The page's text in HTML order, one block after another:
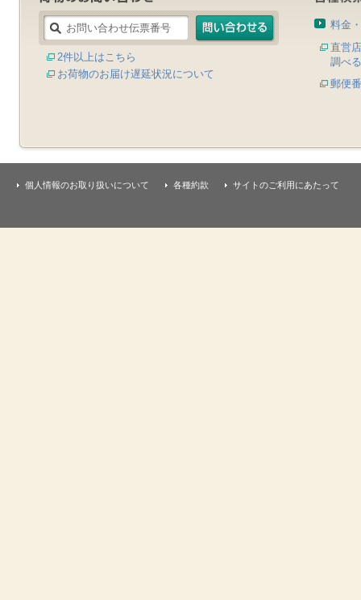
2件以上はこちら
お荷物のお届け遅延状況について
料金
直営
調べる
郵便
個人情報のお取り扱いについて 各種約款 サイトのご利用にあたって